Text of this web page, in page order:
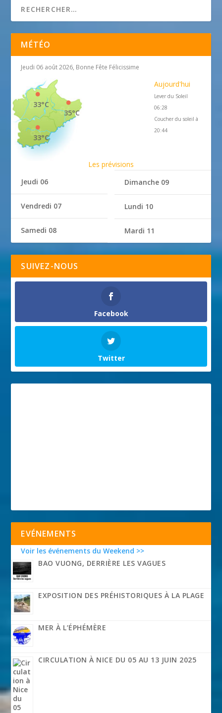
MÉTÉO
Jeudi 06 août 2026, Bonne Fête Félicissime
35°C
33°C
33°C
Aujourd'hui
Lever du Soleil
06:28
Coucher du soleil à
20:44
Les prévisions
Jeudi 06
Vendredi 07
Samedi 08
Dimanche 09
Lundi 10
Mardi 11
SUIVEZ-NOUS
Facebook
Twitter
EVÉNEMENTS
Voir les événements du Weekend >>
BAO VUONG, DERRIÈRE LES VAGUES
EXPOSITION DES PRÉHISTORIQUES À LA PLAGE
MER À L’ÉPHÉMÈRE
CIRCULATION À NICE DU 05 AU 13 JUIN 2025